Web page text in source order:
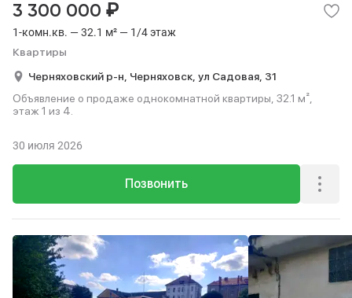
1-комн.кв. — 32.1 м² — 1/4 этаж
Квартиры
3 300 000 ₽
Черняховский р-н, Черняховск, ул Садовая, 31
Объявление о продаже однокомнатной квартиры, 32.1 м²,
этаж 1 из 4.
Позвонить
30 июля 2026